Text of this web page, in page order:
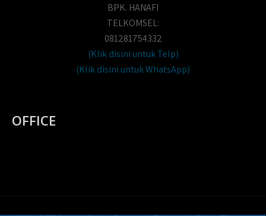
BPK. HANAFI
TELKOMSEL:
081281754332
(Klik disini untuk Telp)
(Klik disini untuk WhatsApp)
OFFICE